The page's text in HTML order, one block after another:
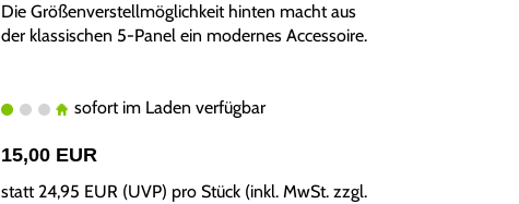
Die Größenverstellmöglichkeit hinten macht aus
der klassischen 5-Panel ein modernes Accessoire.
sofort im Laden verfügbar
15,00 EUR
statt 24,95 EUR(UVP) pro Stück (inkl. MwSt. zzgl.